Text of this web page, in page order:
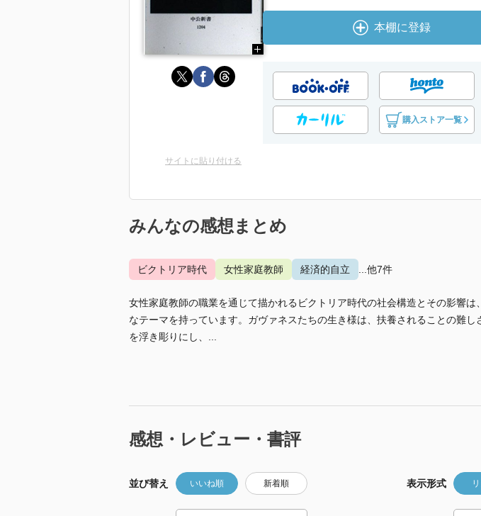
本棚に登録
購入ストア一覧
サイトに貼り付ける
みんなの感想まとめ
ビクトリア時代 女性家庭教師 経済的自立 ...他7件
女性家庭教師の職業を通じて描かれるビクトリア時代の社会構造とその影響は
なテーマを持っています。ガヴァネスたちの生き様は、扶養されることの難し
を浮き彫りにし、...
感想・レビュー・書評
並び替え いいね順 新着順 表示形式